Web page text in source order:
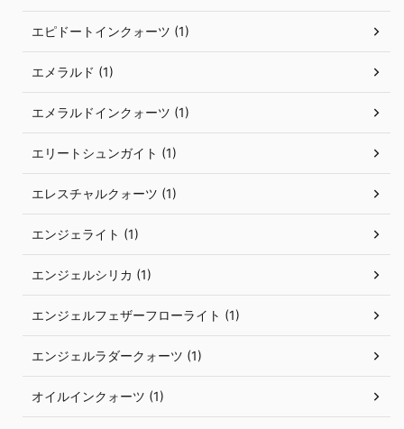
エピドートインクォーツ (1)
エメラルド (1)
エメラルドインクォーツ (1)
エリートシュンガイト (1)
エレスチャルクォーツ (1)
エンジェライト (1)
エンジェルシリカ (1)
エンジェルフェザーフローライト (1)
エンジェルラダークォーツ (1)
オイルインクォーツ (1)